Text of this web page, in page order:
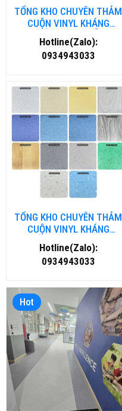
TỔNG KHO CHUYÊN THẢM
CUỘN VINYL KHÁNG
KHUẨN TẠI ĐÀ NẴNG
Hotline(Zalo):
0934943033
TỔNG KHO CHUYÊN THẢM
CUỘN VINYL KHÁNG
KHUẨN TẠI HỒ CHÍ MINH
Hotline(Zalo):
0934943033
Hot